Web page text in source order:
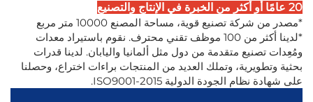
20 عامًا أو أكثر من الخبرة في الإنتاج والتصنيع
*مصدر من شركة تصنيع قوية، مساحة المصنع 10000 متر مربع
*لدينا أكثر من 100 موظف تقني محترف. نقوم باستيراد معدات
ومُعِدات تصنيع متقدمة من دول مثل ألمانيا واليابان. لدينا قدرات
بحثية وتطويرية، وتملك العديد من المنتجات براءات اختراع، وحصلنا
على شهادة نظام الجودة الدولية ISO9001-2015.